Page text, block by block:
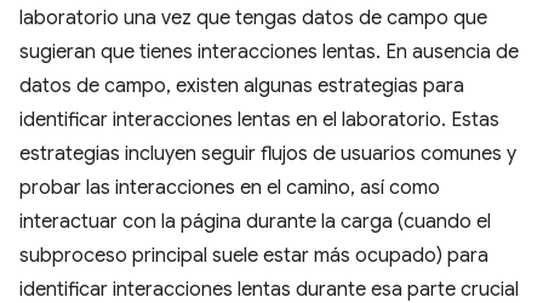
laboratorio una vez que tengas datos de campo que
sugieran que tienes interacciones lentas. En ausencia de
datos de campo, existen algunas estrategias para
identificar interacciones lentas en el laboratorio. Estas
estrategias incluyen seguir flujos de usuarios comunes y
probar las interacciones en el camino, así como
interactuar con la página durante la carga (cuando el
subproceso principal suele estar más ocupado) para
identificar interacciones lentas durante esa parte crucial